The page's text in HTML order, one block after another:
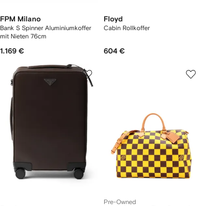
FPM Milano
Bank S Spinner Aluminiumkoffer
mit Nieten 76cm
1.169 €
Floyd
Cabin Rollkoffer
604 €
Pre-Owned